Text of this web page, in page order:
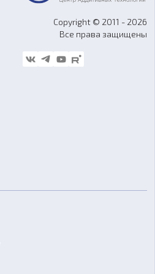
Copyright © 2011 - 2026
Все права защищены